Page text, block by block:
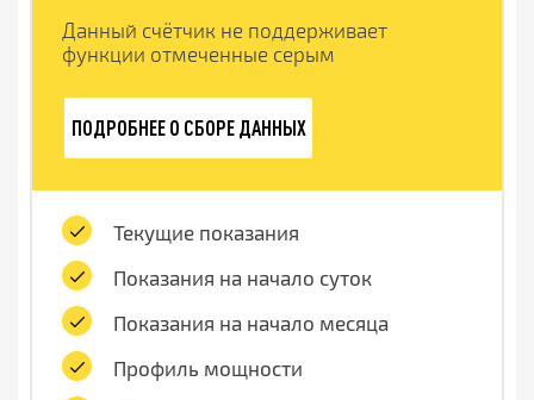
Данный счётчик не поддерживает
функции отмеченные серым
ПОДРОБНЕЕ О СБОРЕ ДАННЫХ
Текущие показания
Показания на начало суток
Показания на начало месяца
Профиль мощности